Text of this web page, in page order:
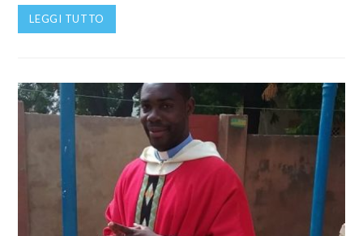
LEGGI TUTTO